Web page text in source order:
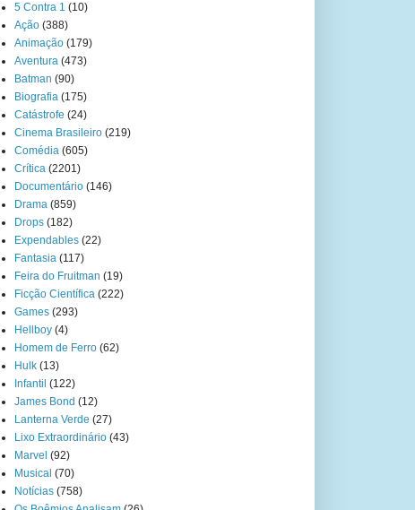
5 Contra 1 (10)
Ação (388)
Animação (179)
Aventura (473)
Batman (90)
Biografia (175)
Catástrofe (24)
Cinema Brasileiro (219)
Comédia (605)
Crítica (2201)
Documentário (146)
Drama (859)
Drops (182)
Expendables (22)
Fantasia (117)
Feira do Fruitman (19)
Ficção Científica (222)
Games (293)
Hellboy (4)
Homem de Ferro (62)
Hulk (13)
Infantil (122)
James Bond (12)
Lanterna Verde (27)
Lixo Extraordinário (43)
Marvel (92)
Musical (70)
Notícias (758)